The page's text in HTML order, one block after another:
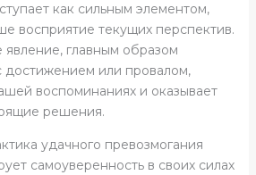
как сильным элементом,
восприятие текущих перспектив.
главным образом
достижением или провалом,
воспоминаниях и оказывает
решения.
удачного превозмогания
самоуверенность в своих силах